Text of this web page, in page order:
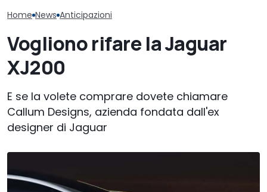
Home News Anticipazioni
Vogliono rifare la Jaguar
XJ200
E se la volete comprare dovete chiamare
Callum Designs, azienda fondata dall'ex
designer di Jaguar